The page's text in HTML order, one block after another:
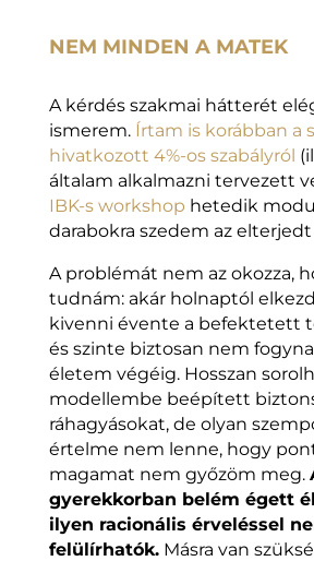
NEM MINDEN A MATEK
A kérdés szakmai hátterét
ismerem. Írtam is korábban a
hivatkozott 4%-os szabályról
általam alkalmazni tervezett
IBK-s workshop hetedik
darabokra szedem az
A problémát nem az okozza,
tudnám: akár holnaptól
kivenni évente a befektetett
és szinte biztosan nem
életem végéig. Hosszan
modellembe beépített
ráhagyásokat, de olyan
értelme nem lenne, hogy
magamat nem győzöm meg.
gyerekkorban belém égett
ilyen racionális érveléssel
felülírhatók.Másra van